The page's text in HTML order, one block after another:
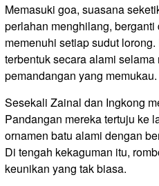
Memasuki goa, suasana
perlahan menghilang,
memenuhi setiap sudut
terbentuk secara alami
pemandangan yang memukau.
Sesekali Zainal dan Ingkong
Pandangan mereka tertuju ke
ornamen batu alami dengan
Di tengah kekaguman itu,
keunikan yang tak biasa.